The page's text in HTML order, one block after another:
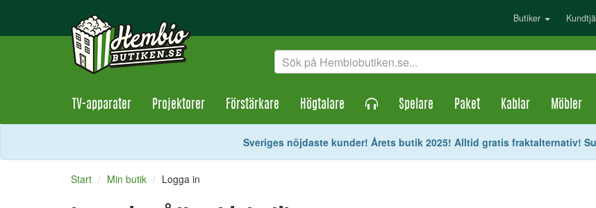
Butiker
TV-apparater Projektorer Förstärkare Högtalare Spelare Paket Kablar Möbler
Sveriges nöjdaste kunder! Årets butik 2025! Alltid gratis fraktalternativ!
Start Min butik Logga in